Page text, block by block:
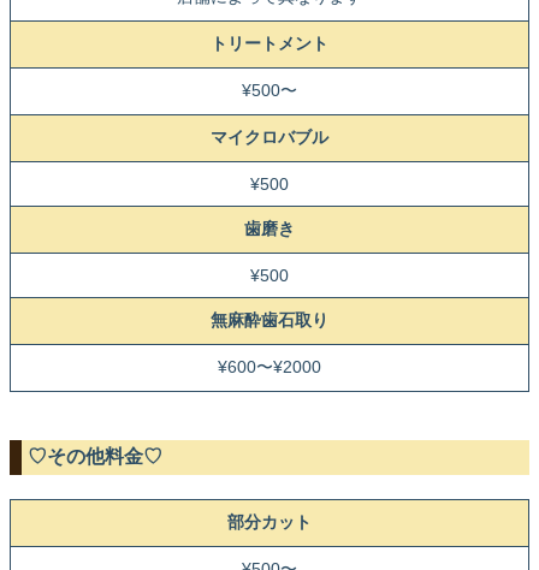
トリートメント
¥500〜
マイクロバブル
¥500
歯磨き
¥500
無麻酔歯石取り
¥600〜¥2000
♡その他料金♡
部分カット